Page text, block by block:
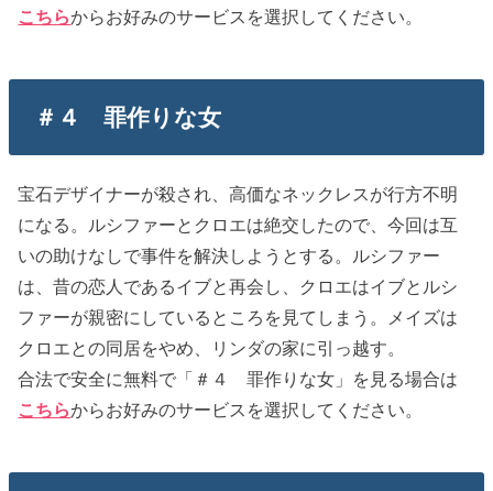
こちらからお好みのサービスを選択してください。
＃４ 罪作りな女
宝石デザイナーが殺され、高価なネックレスが行方不明
になる。ルシファーとクロエは絶交したので、今回は互
いの助けなしで事件を解決しようとする。ルシファー
は、昔の恋人であるイブと再会し、クロエはイブとルシ
ファーが親密にしているところを見てしまう。メイズは
クロエとの同居をやめ、リンダの家に引っ越す。
合法で安全に無料で「＃４ 罪作りな女」を見る場合は
こちらからお好みのサービスを選択してください。